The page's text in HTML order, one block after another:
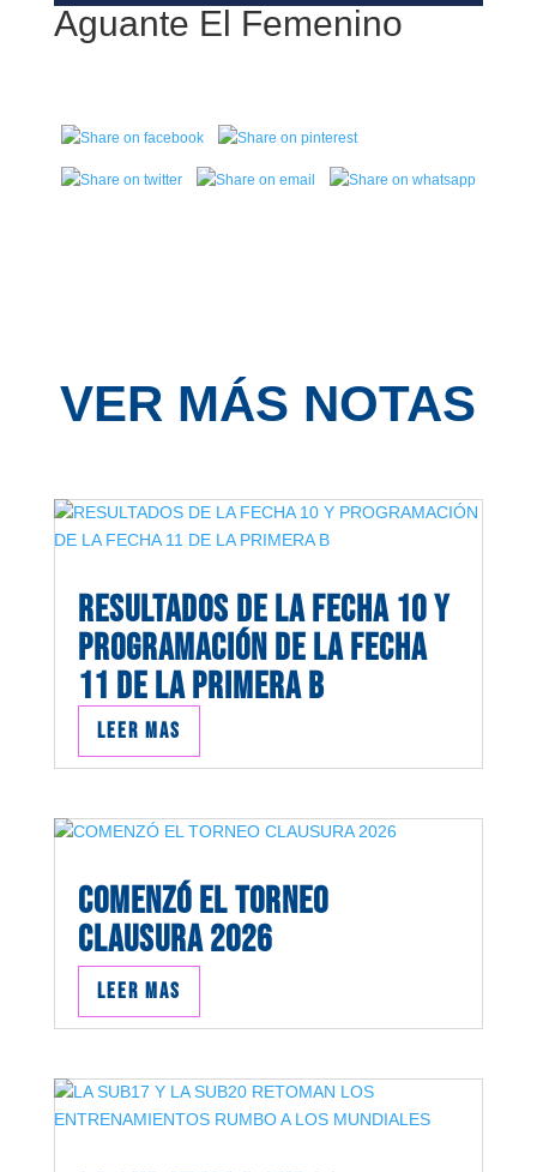
Aguante El Femenino
VER MÁS NOTAS
RESULTADOS DE LA FECHA 10 Y
PROGRAMACIÓN DE LA FECHA
11 DE LA PRIMERA B
Leer mas
COMENZÓ EL TORNEO
CLAUSURA 2026
Leer mas